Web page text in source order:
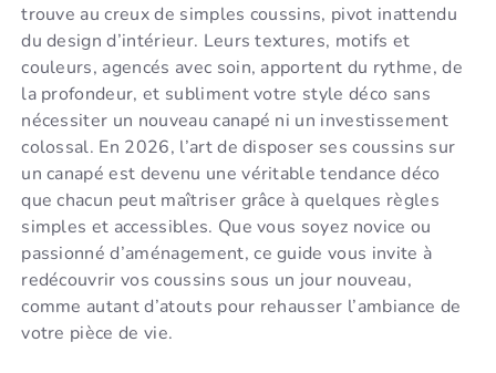
trouve au creux de simples coussins, pivot inattendu
du design d’intérieur. Leurs textures, motifs et
couleurs, agencés avec soin, apportent du rythme, de
la profondeur, et subliment votre style déco sans
nécessiter un nouveau canapé ni un investissement
colossal. En 2026, l’art de disposer ses coussins sur
un canapé est devenu une véritable tendance déco
que chacun peut maîtriser grâce à quelques règles
simples et accessibles. Que vous soyez novice ou
passionné d’aménagement, ce guide vous invite à
redécouvrir vos coussins sous un jour nouveau,
comme autant d’atouts pour rehausser l’ambiance de
votre pièce de vie.